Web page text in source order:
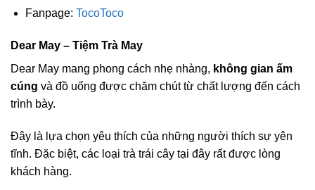
Fanpage: TocoToco
Dear May – Tiệm Trà May
Dear May mang phong cách nhẹ nhàng, không gian ấm
cúng và đồ uống được chăm chút từ chất lượng đến cách
trình bày.
Đây là lựa chọn yêu thích của những người thích sự yên
tĩnh. Đặc biệt, các loại trà trái cây tại đây rất được lòng
khách hàng.